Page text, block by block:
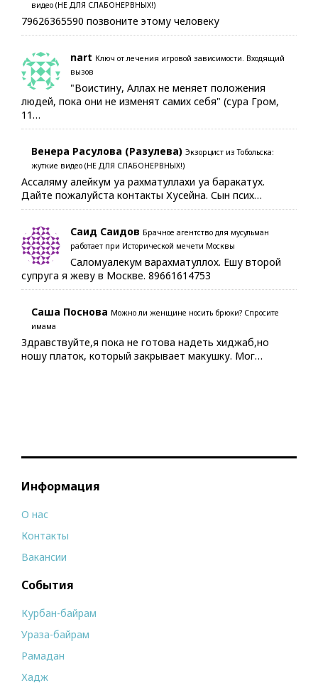
видео (НЕ ДЛЯ СЛАБОНЕРВНЫХ!)
79626365590 позвоните этому человеку
nart Ключ от лечения игровой зависимости. Входящий
вызов
"Воистину, Аллах не меняет положения
людей, пока они не изменят самих себя" (сура Гром,
11…
Венера Расулова (Разулева) Экзорцист из Тобольска:
жуткие видео (НЕ ДЛЯ СЛАБОНЕРВНЫХ!)
Ассаляму алейкум уа рахматуллахи уа баракатух.
Дайте пожалуйста контакты Хусейна. Сын псих…
Саид Саидов Брачное агентство для мусульман
работает при Исторической мечети Москвы
Саломуалекум варахматуллох. Ешу второй
супруга я жеву в Москве. 89661614753
Саша Поснова Можно ли женщине носить брюки? Спросите
имама
Здравствуйте,я пока не готова надеть хиджаб,но
ношу платок, который закрывает макушку. Мог…
Информация
О нас
Контакты
Вакансии
События
Курбан-байрам
Ураза-байрам
Рамадан
Хадж